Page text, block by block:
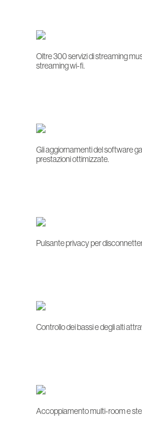
Oltre 300 servizi di streaming
streaming wi-fi.
Gli aggiornamenti del software
prestazioni ottimizzate.
Pulsante privacy per
Controllo dei bassi e degli alti
Accoppiamento multi-room e